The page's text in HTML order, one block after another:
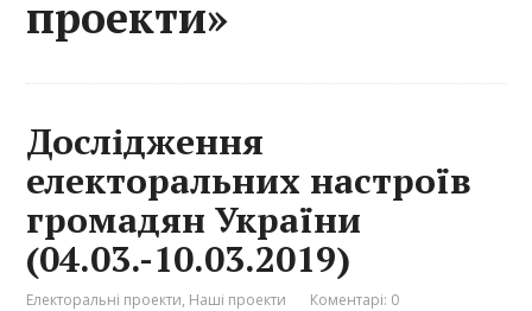
проекти»
Дослідження
електоральних настроїв
громадян України
(04.03.-10.03.2019)
Електоральні проекти, Наші проекти Коментарі: 0